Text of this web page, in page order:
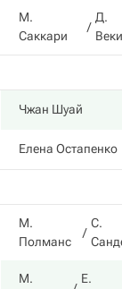
М.
Саккари
Д.
Чжан Шуай
Елена Остапенко
М.
Полманс
С.
М.
Е.